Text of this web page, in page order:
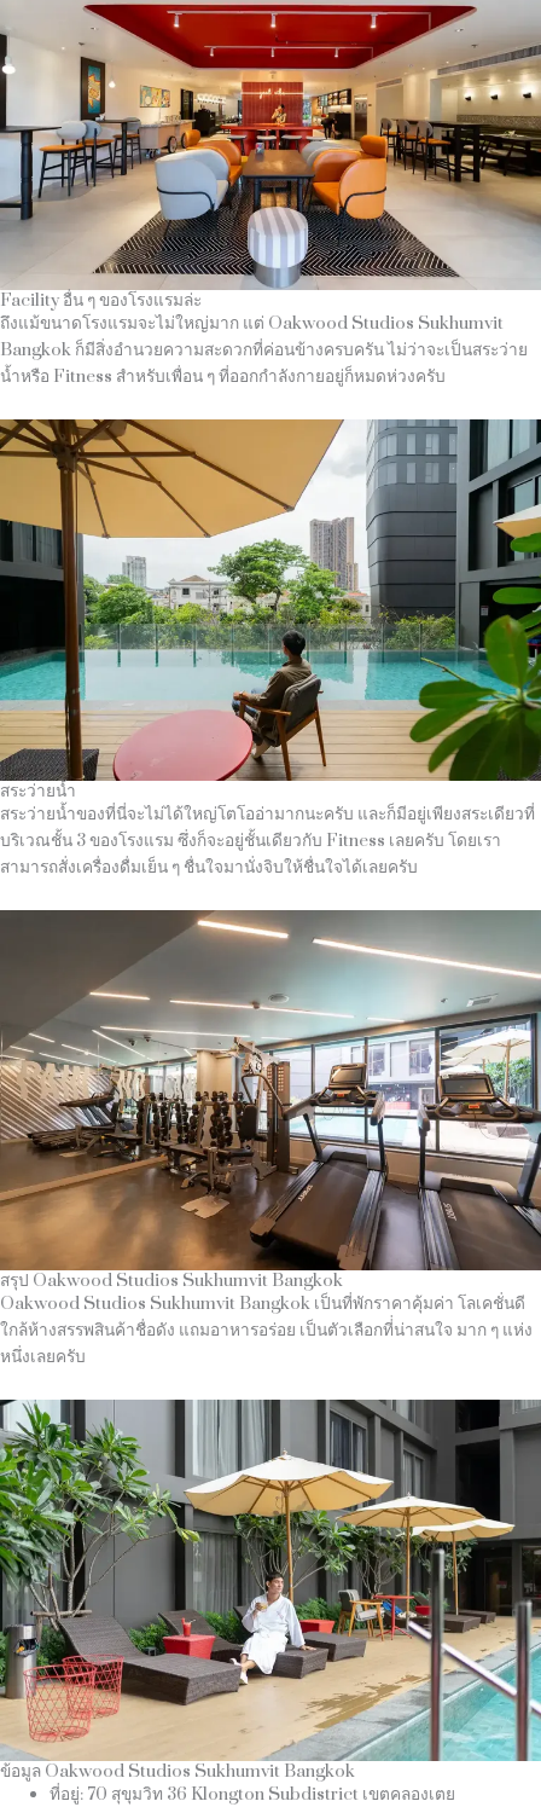
Facility อื่น ๆ ของโรงแรมล่ะ
ถึงแม้ขนาดโรงแรมจะไม่ใหญ่มาก แต่ Oakwood Studios Sukhumvit
Bangkok ก็มีสิ่งอำนวยความสะดวกที่ค่อนข้างครบครัน ไม่ว่าจะเป็นสระว่าย
น้ำหรือ Fitness สำหรับเพื่อน ๆ ที่ออกกำลังกายอยู่ก็หมดห่วงครับ
สระว่ายน้ำ
สระว่ายน้ำของที่นี่จะไม่ได้ใหญ่โตโออ่ามากนะครับ และก็มีอยู่เพียงสระเดียวที่
บริเวณชั้น 3 ของโรงแรม ซึ่งก็จะอยู่ชั้นเดียวกับ Fitness เลยครับ โดยเรา
สามารถสั่งเครื่องดื่มเย็น ๆ ชื่นใจมานั่งจิบให้ชื่นใจได้เลยครับ
สรุป Oakwood Studios Sukhumvit Bangkok
Oakwood Studios Sukhumvit Bangkok เป็นที่พักราคาคุ้มค่า โลเคชั่นดี
ใกล้ห้างสรรพสินค้าชื่อดัง แถมอาหารอร่อย เป็นตัวเลือกที่่น่าสนใจ มาก ๆ แห่ง
หนึ่งเลยครับ
ข้อมูล Oakwood Studios Sukhumvit Bangkok
ที่อยู่: 70 สุขุมวิท 36 Klongton Subdistrict เขตคลองเตย